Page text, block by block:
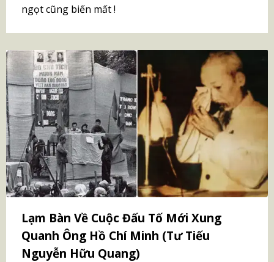
ngọt cũng biến mất !
Lạm Bàn Về Cuộc Đấu Tố Mới Xung
Quanh Ông Hồ Chí Minh (Tư Tiếu
Nguyễn Hữu Quang)